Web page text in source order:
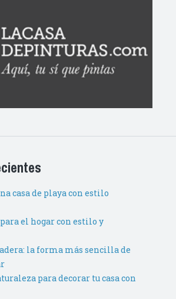
casa de playa con estilo
el hogar con estilo y
la forma más sencilla de
para decorar tu casa con